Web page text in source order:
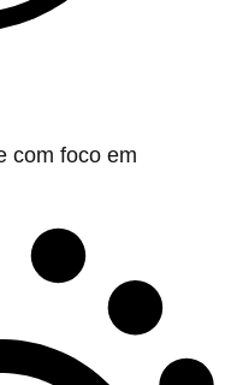
com foco em